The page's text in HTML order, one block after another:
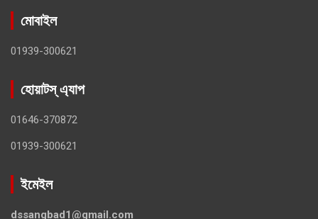
মোবাইল
01939-300621
হোয়াটস্ এ্যাপ
01646-370872
01939-300621
ইমেইল
dssangbad1@gmail.com